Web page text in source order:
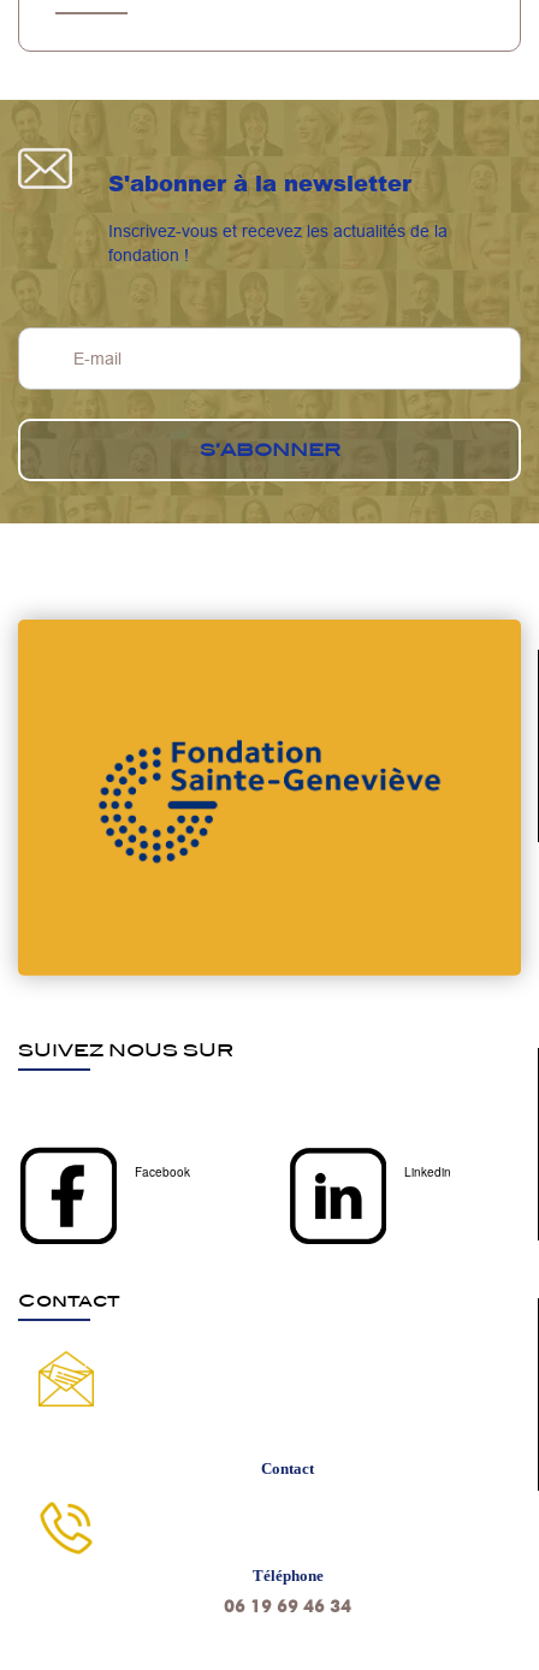
S'abonner à la newsletter
Inscrivez-vous et recevez les actualités de la
fondation !
SUIVEZ NOUS SUR
Facebook Linkedin
Contact
Contact
Téléphone
06 19 69 46 34